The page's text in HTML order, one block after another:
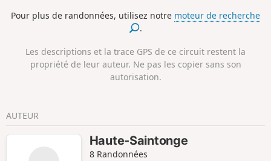
domaine privé, les ramassages ou les cueillettes sont
Pour plus de randonnées, utilisez notre moteur de recherche
.
Les descriptions et la trace GPS de ce circuit restent la
propriété de leur auteur. Ne pas les copier sans son
autorisation.
AUTEUR
Haute-Saintonge
8 Randonnées